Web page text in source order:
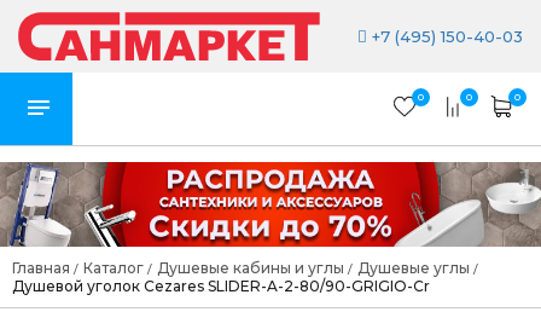
+7 (495) 150-40-03
0 0 0
Главная / Каталог / Душевые кабины и углы / Душевые углы /
Душевой уголок Cezares SLIDER-A-2-80/90-GRIGIO-Cr